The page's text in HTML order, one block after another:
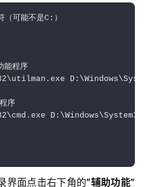
可能不是C:）
能程序
序
界面点击右下角的“辅助功能”